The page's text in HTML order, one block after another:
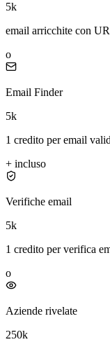
5k
email arricchite con
o
Email Finder
5k
1 credito per email
+ incluso
Verifiche email
5k
1 credito per verifica
o
Aziende rivelate
250k